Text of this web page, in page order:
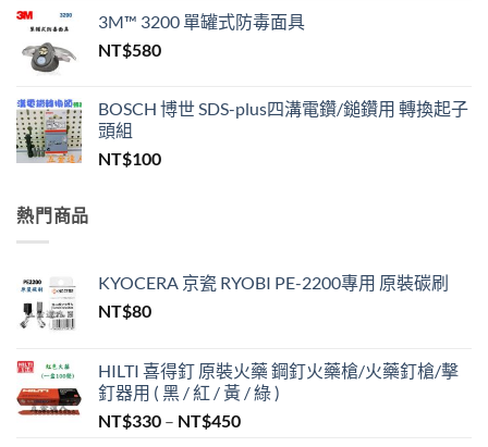
價
價
3M™ 3200 單罐式防毒面具
NT$580
BOSCH 博世 SDS-plus四溝電鑽/鎚鑽用 轉換起子
頭組
NT$100
熱門商品
KYOCERA 京瓷 RYOBI PE-2200專用 原裝碳刷
NT$80
HILTI 喜得釘 原裝火藥 鋼釘火藥槍/火藥釘槍/擊
釘器用 ( 黑 / 紅 / 黃 / 綠 )
NT$330 – NT$450價